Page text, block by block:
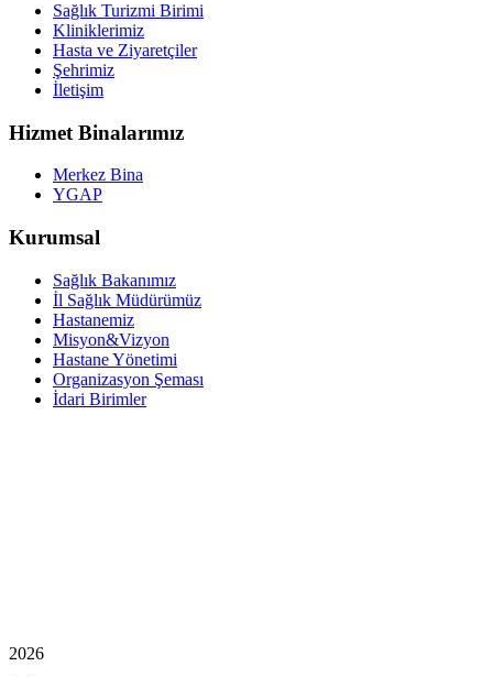
Sağlık Turizmi Birimi
Kliniklerimiz
Hasta ve Ziyaretçiler
Şehrimiz
İletişim
Hizmet Binalarımız
Merkez Bina
YGAP
Kurumsal
Sağlık Bakanımız
İl Sağlık Müdürümüz
Hastanemiz
Misyon&Vizyon
Hastane Yönetimi
Organizasyon Şeması
İdari Birimler
2026